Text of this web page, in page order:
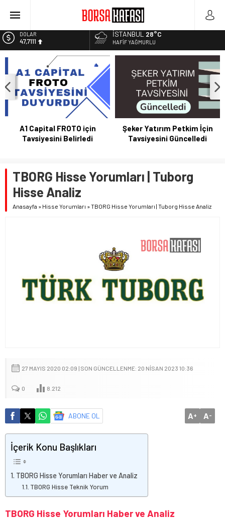
Borsa Bugün Ne Olur? 04/08/2023
Haftanın En Çok Kazandıran Yatırım Aracı
Bitcoin Halving Sonrası Kripto Para Piyasası
2027 Borsa Yatırımları: Akıllı Portföy Stratejileri
DOLAR
47,7111
ALTIN
6.660,55
İSTANBUL 28°C
HAFIF YAĞMURLU
A1 Capital FROTO için
Tavsiyesini Belirledi
Şeker Yatırım Petkim İçin
Tavsiyesini Güncelledi
TBORG Hisse Yorumları | Tuborg
Hisse Analiz
Anasayfa » Hisse Yorumları »TBORG Hisse Yorumları | Tuborg Hisse Analiz
27 MAYIS 2020 02:09 | SON GÜNCELLENME: 20 NISAN 2023 10:36
0 8.212
ABONE OL A+ A-
İçerik Konu Başlıkları
TBORG Hisse Yorumları Haber ve Analiz
TBORG Hisse Teknik Yorum
TBORG Hisse Yorumları Haber ve Analiz